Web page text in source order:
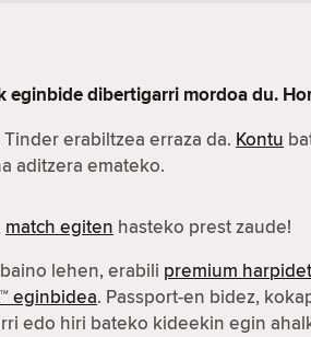
eginbide dibertigarri mordoa du.
erabiltzea erraza da. Kontu
aditzera emateko.
match egiten hasteko prest zaude!
lehen, erabili premium
eginbidea. Passport-en bidez,
edo hiri bateko kideekin egin